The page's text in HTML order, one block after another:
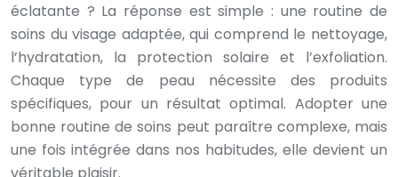
éclatante ? La réponse est simple : une routine de
soins du visage adaptée, qui comprend le nettoyage,
l’hydratation, la protection solaire et l’exfoliation.
Chaque type de peau nécessite des produits
spécifiques, pour un résultat optimal. Adopter une
bonne routine de soins peut paraître complexe, mais
une fois intégrée dans nos habitudes, elle devient un